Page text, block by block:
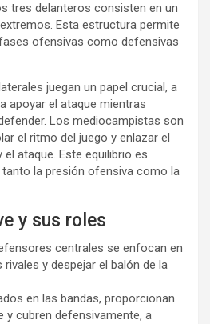
tres delanteros consisten en un
Esta estructura permite
ofensivas como defensivas
juegan un papel crucial, a
apoyar el ataque mientras
Los mediocampistas son
el ritmo del juego y enlazar el
ataque. Este equilibrio es
la presión ofensiva como la
y sus roles
centrales se enfocan en
y despejar el balón de la
en las bandas, proporcionan
y cubren defensivamente, a